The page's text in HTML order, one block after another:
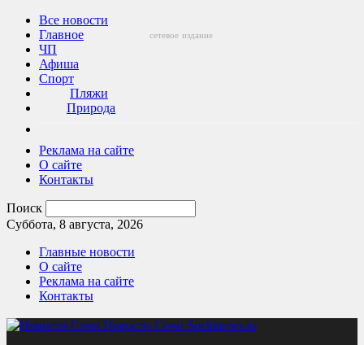
Все новости
Главное
ЧП
Афиша
Спорт
Пляжи
Природа
Реклама на сайте
О сайте
Контакты
Поиск
Суббота, 8 августа, 2026
Главные новости
О сайте
Реклама на сайте
Контакты
Новости Сочи Sochinews.io
сетевое издание